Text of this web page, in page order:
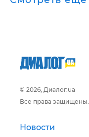
© 2026, Диалог.ua
Все права защищены.
Новости